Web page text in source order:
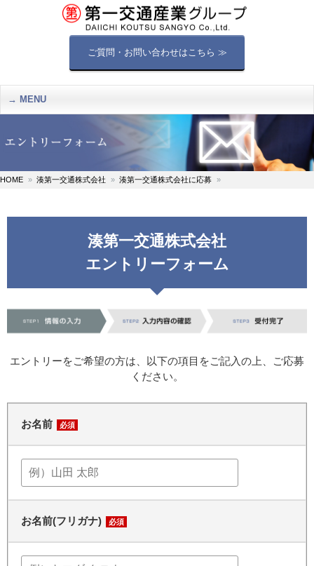
ご質問・お問い合わせはこちら ≫
MENU
HOME 湊第一交通株式会社 湊第一交通株式会社に応募
湊第一交通株式会社
エントリーフォーム
エントリーをご希望の方は、以下の項目をご記入の上、ご応募
ください。
お名前 必須
お名前(フリガナ) 必須